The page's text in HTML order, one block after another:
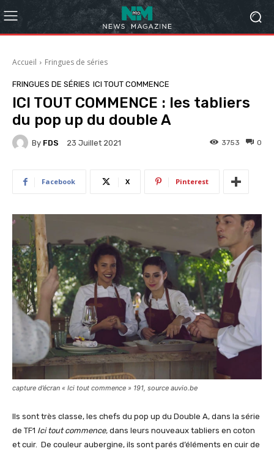
Accueil Fringues de séries
FRINGUES DE SÉRIES ICI TOUT COMMENCE
ICI TOUT COMMENCE : les tabliers
du pop up du double A
By FDS 23 Juillet 2021 0
3753
Facebook X Pinterest
capture d’écran « Ici tout commence » 191, source auvio.be
Ils sont très classe, les chefs du pop up du Double A, dans la série
de TF1 Ici tout commence, dans leurs nouveaux tabliers en coton
et cuir. De couleur aubergine, ils sont parés d’éléments en cuir de